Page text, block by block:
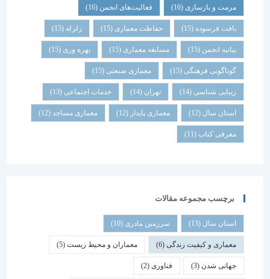
مرمت و بازسازی(16) فعالیت‌های انجمن(16)
بافت فرسوده (15) حفاظت معماری (15) زلزله
بیانیه انجمن(15) مسابقه معماری (15) بهره وری(15)
گوناگونی فرهنگی (15) معماری صنعتی(15)
زیبایی شناسی (14) تهران خدمات اجتماعی (13)
استان سال(12) معماری پایدار (12) معماری مساجد(12)
معرفی کتاب(11)
برچسب مجموعه مقالات
استان سال(13) سرزمین مادری(10)
معماری و کیفیت زندگی(6) معماران و محیط زیست(5)
جهانی شدن(3) فناوری (2)